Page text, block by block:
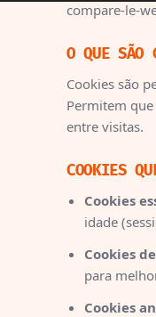
compare-le-
O QUE SÃO
Cookies são
Permitem
entre visitas.
COOKIES
Cookies
idade
Cookies
para
Cookies